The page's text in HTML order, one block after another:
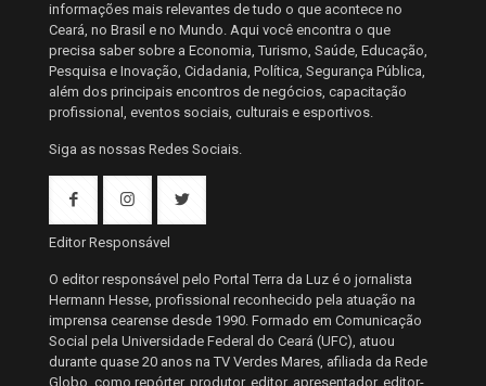
informações mais relevantes de tudo o que acontece no
Ceará, no Brasil e no Mundo. Aqui você encontra o que
precisa saber sobre a Economia, Turismo, Saúde, Educação,
Pesquisa e Inovação, Cidadania, Política, Segurança Pública,
além dos principais encontros de negócios, capacitação
profissional, eventos sociais, culturais e esportivos.
Siga as nossas Redes Sociais.
Editor Responsável
O editor responsável pelo Portal Terra da Luz é o jornalista
Hermann Hesse, profissional reconhecido pela atuação na
imprensa cearense desde 1990. Formado em Comunicação
Social pela Universidade Federal do Ceará (UFC), atuou
durante quase 20 anos na TV Verdes Mares, afiliada da Rede
Globo, como repórter, produtor, editor, apresentador, editor-